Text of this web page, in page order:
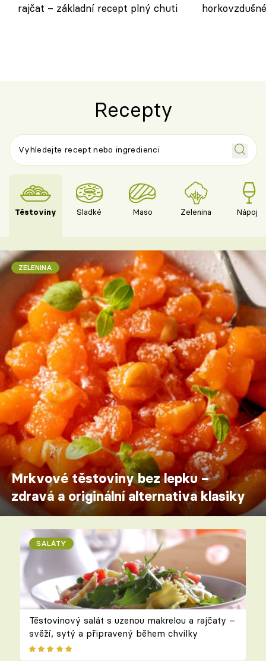
rajčat – základní recept plný chuti
Recepty
Těstoviny Sladké Maso Zelenina Nápoje
ZELENINA
Mrkvové těstoviny bez lepku –
zdravá a originální alternativa klasiky
SALÁTY
Těstovinový salát s uzenou makrelou a rajčaty –
svěží, sytý a připravený během chvilky